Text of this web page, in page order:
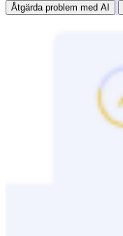
Åtgärda problem med AI